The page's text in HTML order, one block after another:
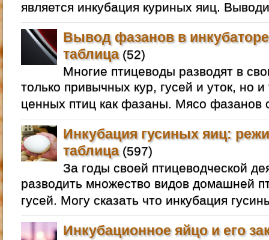
является инкубация куриных яиц.
Вывод фазанов в
таблица(52)
Многие птицеводы разводят в
только привычных кур, гусей и уток, но
ценных птиц как фазаны. Мясо фазанов
Инкубация гусиных яиц:
таблица(597)
За годы своей птицеводческой
разводить множество видов домашней
гусей. Могу сказать что инкубация
Инкубационное яйцо и его